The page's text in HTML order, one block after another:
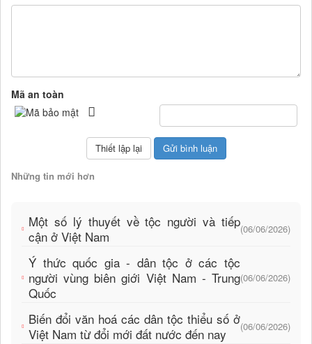
Mã an toàn
Những tin mới hơn
Một số lý thuyết về tộc người và tiếp
cận ở Việt Nam
(06/06/2026)
Ý thức quốc gia - dân tộc ở các tộc
người vùng biên giới Việt Nam - Trung
Quốc
(06/06/2026)
Biến đổi văn hoá các dân tộc thiểu số ở
Việt Nam từ đổi mới đất nước đến nay
(06/06/2026)